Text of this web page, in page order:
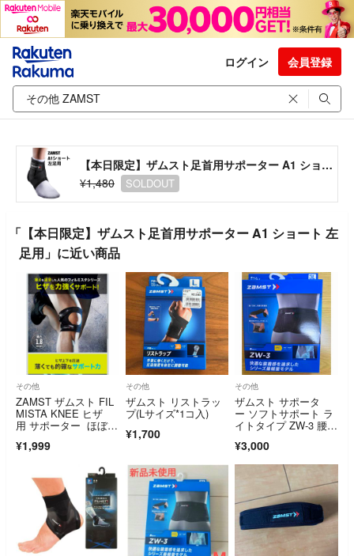
ログイン 会員登録
【本日限定】ザムスト足首用サポーター A1 ショート 左足用
¥1,480
SOLDOUT
「【本日限定】ザムスト足首用サポーター A1 ショート 左
足用」に近い商品
その他
ZAMST ザムスト FIL
MISTA KNEE ヒザ
用 サポーター ほぼ未
¥1,999
その他
ザムスト リストラッ
プ(Lサイズ*1コ入)
¥1,700
その他
ザムスト サポータ
ー ソフトサポート ラ
イトタイプ ZW-3 腰 3
¥3,000